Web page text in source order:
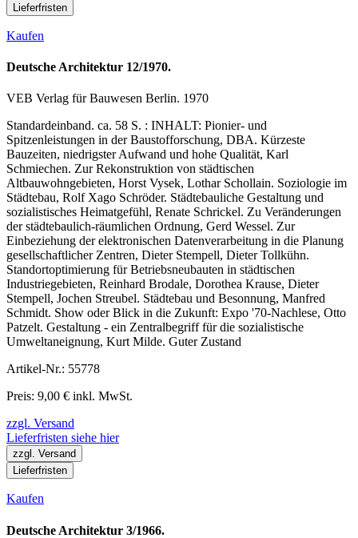
Lieferfristen
Kaufen
Deutsche Architektur 12/1970.
VEB Verlag für Bauwesen Berlin. 1970
Standardeinband. ca. 58 S. : INHALT: Pionier- und
Spitzenleistungen in der Baustofforschung, DBA. Kürzeste
Bauzeiten, niedrigster Aufwand und hohe Qualität, Karl
Schmiechen. Zur Rekonstruktion von städtischen
Altbauwohngebieten, Horst Vysek, Lothar Schollain. Soziologie im
Städtebau, Rolf Xago Schröder. Städtebauliche Gestaltung und
sozialistisches Heimatgefühl, Renate Schrickel. Zu Veränderungen
der städtebaulich-räumlichen Ordnung, Gerd Wessel. Zur
Einbeziehung der elektronischen Datenverarbeitung in die Planung
gesellschaftlicher Zentren, Dieter Stempell, Dieter Tollkühn.
Standortoptimierung für Betriebsneubauten in städtischen
Industriegebieten, Reinhard Brodale, Dorothea Krause, Dieter
Stempell, Jochen Streubel. Städtebau und Besonnung, Manfred
Schmidt. Show oder Blick in die Zukunft: Expo '70-Nachlese, Otto
Patzelt. Gestaltung - ein Zentralbegriff für die sozialistische
Umweltaneignung, Kurt Milde. Guter Zustand
Artikel-Nr.: 55778
Preis: 9,00 € inkl. MwSt.
zzgl. Versand
Lieferfristen siehe hier
zzgl. Versand
Lieferfristen
Kaufen
Deutsche Architektur 3/1966.